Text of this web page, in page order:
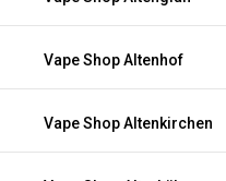
Vape Shop Altenhof
Vape Shop Altenkirchen